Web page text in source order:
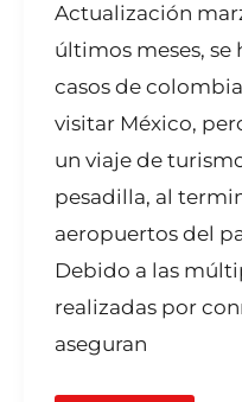
Actualización
últimos meses,
casos de
visitar México,
un viaje de
pesadilla, al
aeropuertos del
Debido a las
realizadas por
aseguran